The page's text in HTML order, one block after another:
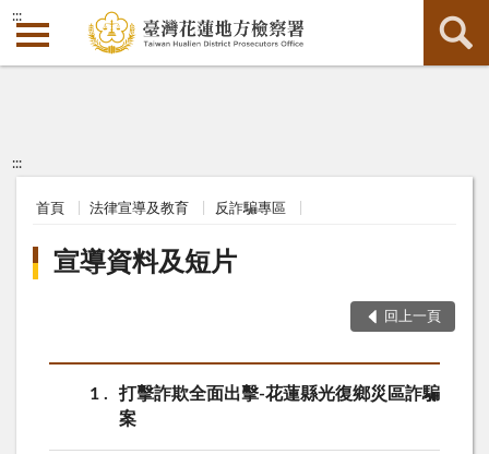
:::
:::
首頁 法律宣導及教育 反詐騙專區
宣導資料及短片
回上一頁
1
打擊詐欺全面出擊-花蓮縣光復鄉災區詐騙
案